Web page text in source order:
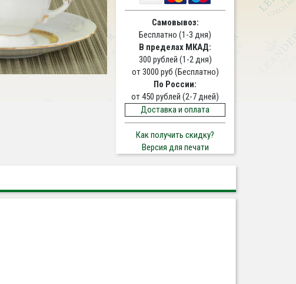
Самовывоз:
Бесплатно (1-3 дня)
В пределах МКАД:
300 рублей (1-2 дня)
от 3000 руб (Бесплатно)
По России:
от 450 рублей (2-7 дней)
Доставка и оплата
Как получить скидку?
Версия для печати